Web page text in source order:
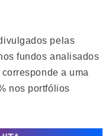
pelas
fundos analisados
a uma
nos portfólios